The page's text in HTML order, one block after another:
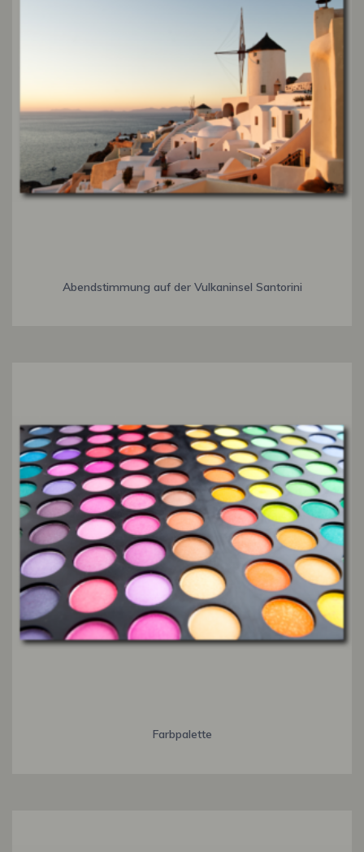
Abendstimmung auf der Vulkaninsel Santorini
Farbpalette